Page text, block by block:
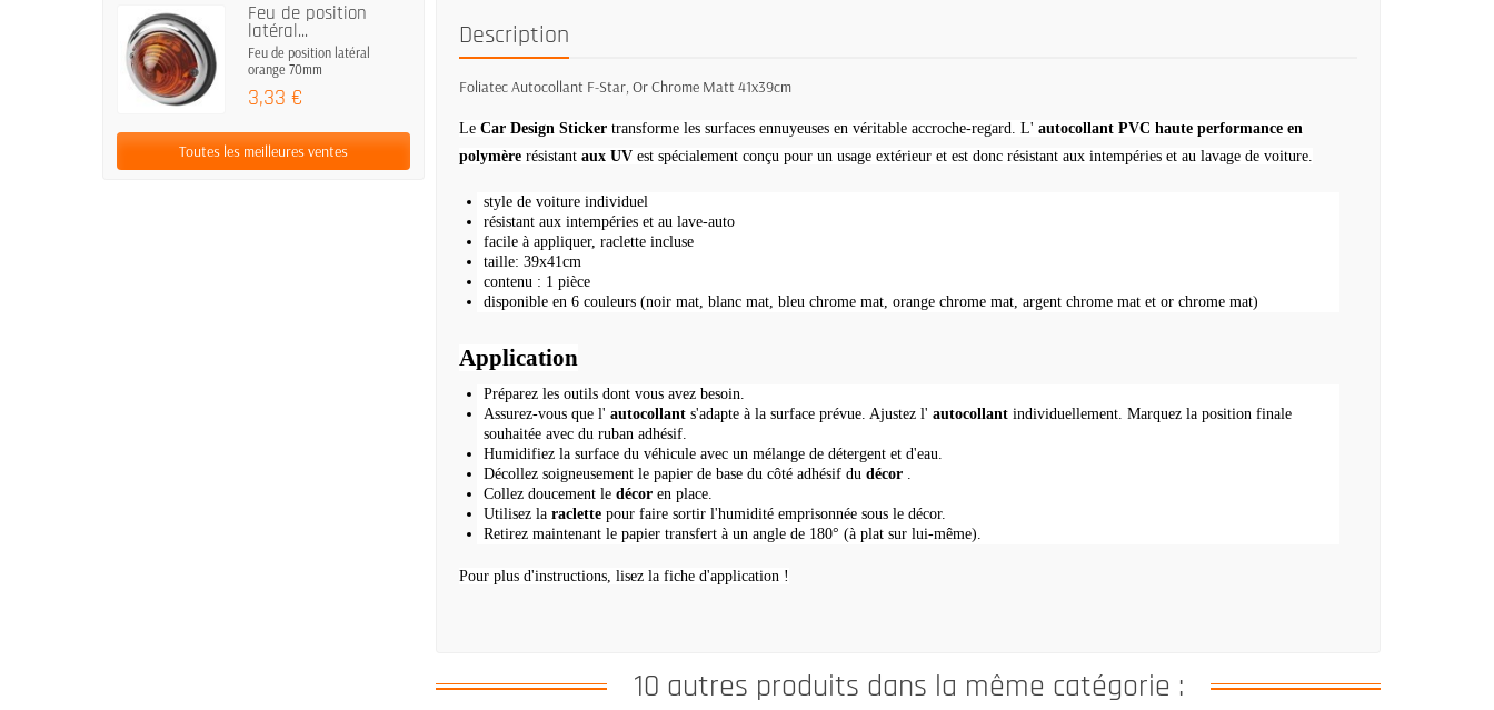
Feu de position
latéral...
Feu de position latéral
orange 70mm
3,33 €
Toutes les meilleures ventes
Description
Foliatec Autocollant F-Star, Or Chrome Matt 41x39cm
Le Car Design Sticker transforme les surfaces ennuyeuses en véritable accroche-regard. L' autocollant PVC haute performance en
polymère résistant aux UV est spécialement conçu pour un usage extérieur et est donc résistant aux intempéries et au lavage de voiture.
style de voiture individuel
résistant aux intempéries et au lave-auto
facile à appliquer, raclette incluse
taille: 39x41cm
contenu : 1 pièce
disponible en 6 couleurs (noir mat, blanc mat, bleu chrome mat, orange chrome mat, argent chrome mat et or chrome mat)
Application
Préparez les outils dont vous avez besoin.
Assurez-vous que l' autocollant s'adapte à la surface prévue. Ajustez l' autocollant individuellement. Marquez la position finale
souhaitée avec du ruban adhésif.
Humidifiez la surface du véhicule avec un mélange de détergent et d'eau.
Décollez soigneusement le papier de base du côté adhésif du décor .
Collez doucement le décor en place.
Utilisez la raclette pour faire sortir l'humidité emprisonnée sous le décor.
Retirez maintenant le papier transfert à un angle de 180° (à plat sur lui-même).
Pour plus d'instructions, lisez la fiche d'application !
10 autres produits dans la même catégorie :